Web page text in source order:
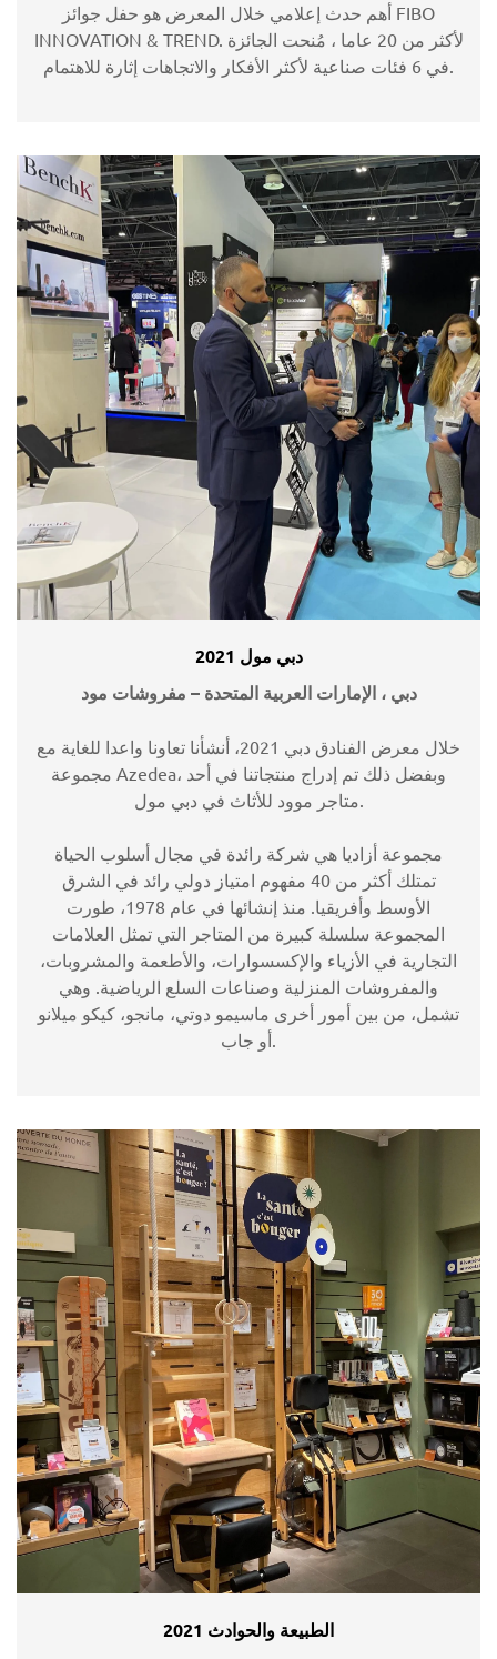
أهم حدث إعلامي خلال المعرض هو حفل جوائز FIBO
INNOVATION & TREND. لأكثر من 20 عاما ، مُنحت الجائزة
في 6 فئات صناعية لأكثر الأفكار والاتجاهات إثارة للاهتمام.
دبي مول 2021
دبي ، الإمارات العربية المتحدة – مفروشات مود
خلال معرض الفنادق دبي 2021، أنشأنا تعاونا واعدا للغاية مع
مجموعة Azedea، وبفضل ذلك تم إدراج منتجاتنا في أحد
متاجر موود للأثاث في دبي مول.
مجموعة أزاديا هي شركة رائدة في مجال أسلوب الحياة
تمتلك أكثر من 40 مفهوم امتياز دولي رائد في الشرق
الأوسط وأفريقيا. منذ إنشائها في عام 1978، طورت
المجموعة سلسلة كبيرة من المتاجر التي تمثل العلامات
التجارية في الأزياء والإكسسوارات، والأطعمة والمشروبات،
والمفروشات المنزلية وصناعات السلع الرياضية. وهي
تشمل، من بين أمور أخرى ماسيمو دوتي، مانجو، كيكو ميلانو
أو جاب.
الطبيعة والحوادث 2021